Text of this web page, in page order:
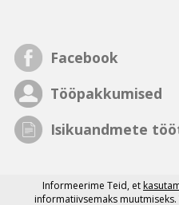
Facebook
Tööpakkumised
Isikuandmete
Informeerime Teid, et
informatiivsemaks muutmiseks.